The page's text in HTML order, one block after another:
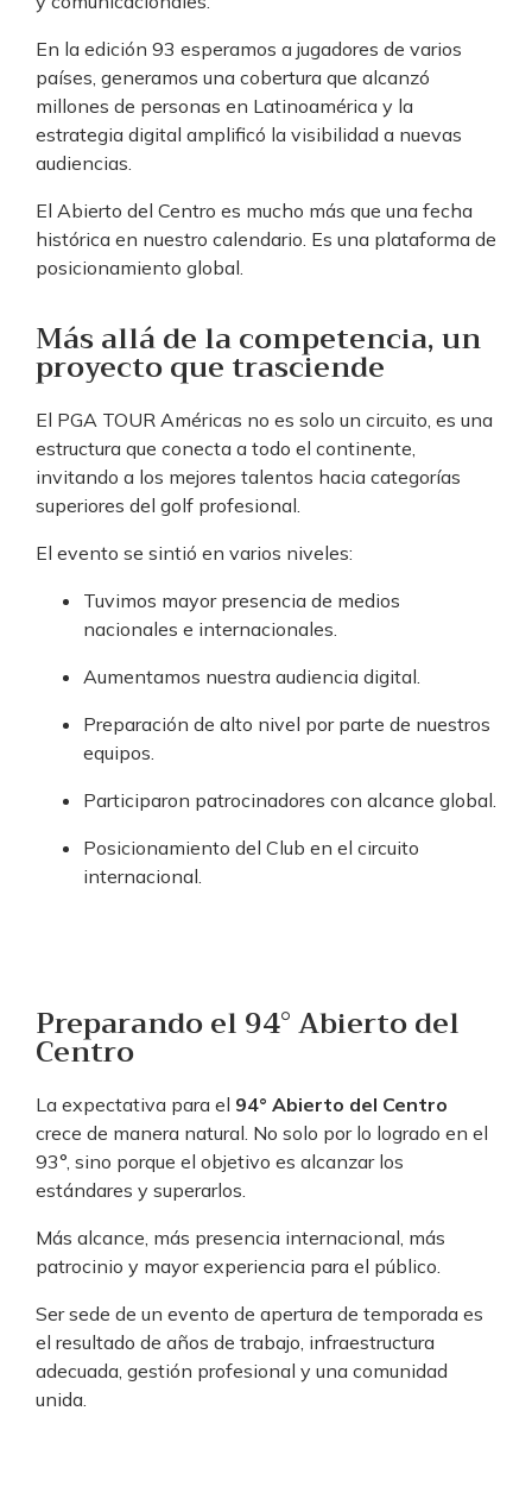
En la edición 93 esperamos a jugadores de varios
países, generamos una cobertura que alcanzó
millones de personas en Latinoamérica y la
estrategia digital amplificó la visibilidad a nuevas
audiencias.
El Abierto del Centro es mucho más que una fecha
histórica en nuestro calendario. Es una plataforma de
posicionamiento global.
Más allá de la competencia, un
proyecto que trasciende
El PGA TOUR Américas no es solo un circuito, es una
estructura que conecta a todo el continente,
invitando a los mejores talentos hacia categorías
superiores del golf profesional.
El evento se sintió en varios niveles:
Tuvimos mayor presencia de medios
nacionales e internacionales.
Aumentamos nuestra audiencia digital.
Preparación de alto nivel por parte de nuestros
equipos.
Participaron patrocinadores con alcance global.
Posicionamiento del Club en el circuito
internacional.
Preparando el 94° Abierto del
Centro
La expectativa para el 94° Abierto del Centro
crece de manera natural. No solo por lo logrado en el
93°, sino porque el objetivo es alcanzar los
estándares y superarlos.
Más alcance, más presencia internacional, más
patrocinio y mayor experiencia para el público.
Ser sede de un evento de apertura de temporada es
el resultado de años de trabajo, infraestructura
adecuada, gestión profesional y una comunidad
unida.